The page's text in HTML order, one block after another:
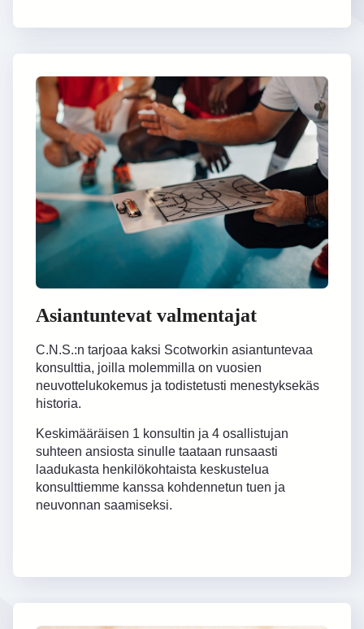
Asiantuntevat valmentajat
C.N.S.:n tarjoaa kaksi Scotworkin asiantuntevaa
konsulttia, joilla molemmilla on vuosien
neuvottelukokemus ja todistetusti menestyksekäs
historia.
Keskimääräisen 1 konsultin ja 4 osallistujan
suhteen ansiosta sinulle taataan runsaasti
laadukasta henkilökohtaista keskustelua
konsulttiemme kanssa kohdennetun tuen ja
neuvonnan saamiseksi.